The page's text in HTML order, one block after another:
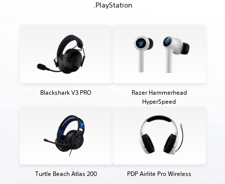
PlayStation.
Blackshark V3 PRO
Razer Hammerhead
HyperSpeed
Turtle Beach Atlas 200 PDP Airlite Pro Wireless